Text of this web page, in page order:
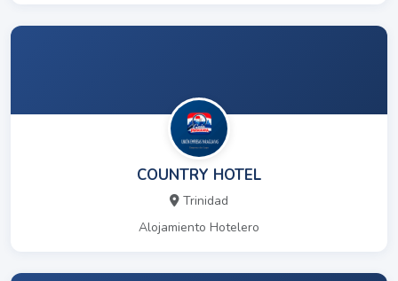
COUNTRY HOTEL
Trinidad
Alojamiento Hotelero